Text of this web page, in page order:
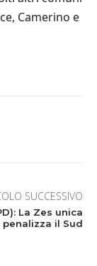
Camerino e
SUCCESSIVO
La Zes unica
penalizza il Sud